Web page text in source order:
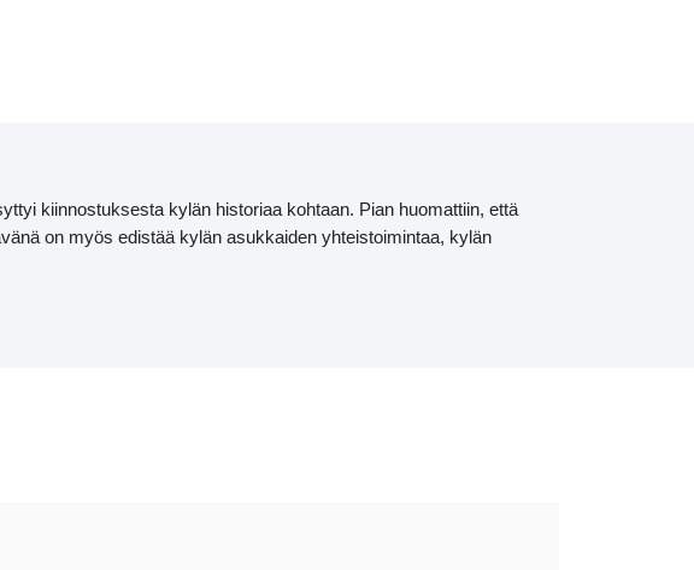
kiinnostuksesta kylän historiaa kohtaan. Pian huomattiin, että
on myös edistää kylän asukkaiden yhteistoimintaa, kylän